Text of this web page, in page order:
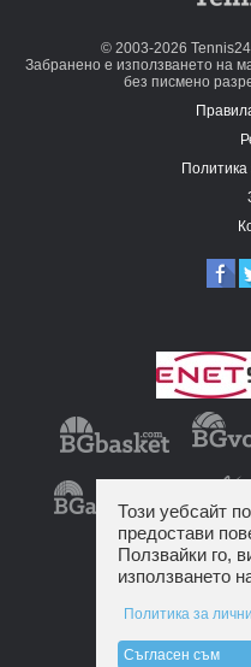
© 2003-2026
Забранено е използването на
без писмено
Този уебсайт
предостави
Ползвайки го,
използването
Политика за
Съгласен съм